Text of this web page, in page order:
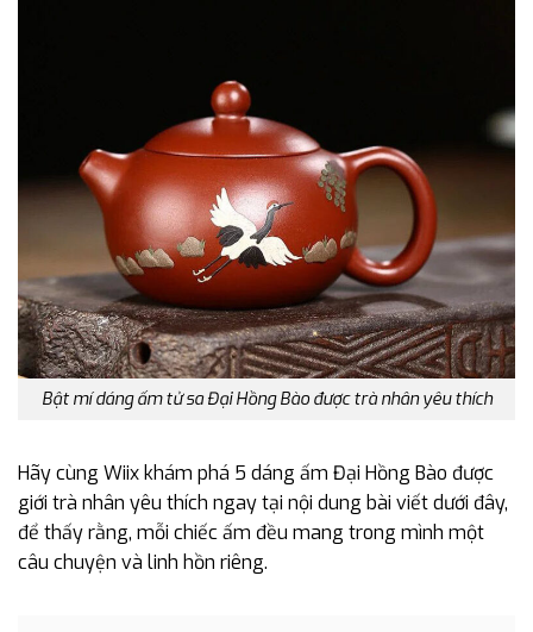
Bật mí dáng ấm tử sa Đại Hồng Bào được trà nhân yêu thích
Hãy cùng Wiix khám phá 5 dáng ấm Đại Hồng Bào được
giới trà nhân yêu thích ngay tại nội dung bài viết dưới đây,
để thấy rằng, mỗi chiếc ấm đều mang trong mình một
câu chuyện và linh hồn riêng.